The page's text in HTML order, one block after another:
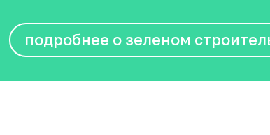
подробнее о зеленом